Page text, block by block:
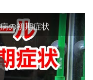
の初期症状